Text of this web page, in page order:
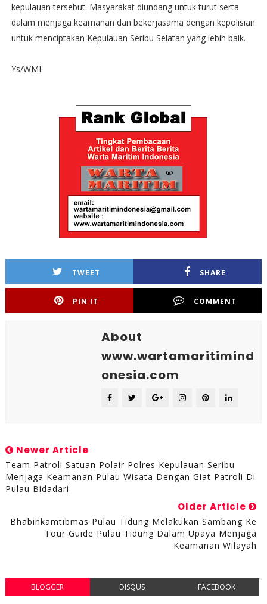
kepulauan tersebut. Masyarakat diundang untuk turut serta
dalam menjaga keamanan dan bekerjasama dengan kepolisian
untuk menciptakan Kepulauan Seribu Selatan yang lebih baik.
Ys/WMI.
TWEET SHARE
PIN IT COMMENT
About
www.wartamaritimind
onesia.com
Newer Article
Team Patroli Satuan Polair Polres Kepulauan Seribu
Menjaga Keamanan Pulau Wisata Dengan Giat Patroli Di
Pulau Bidadari
Older Article
Bhabinkamtibmas Pulau Tidung Melakukan Sambang Ke
Tour Guide Pulau Tidung Dalam Upaya Menjaga
Keamanan Wilayah
BLOGGER DISQUS FACEBOOK